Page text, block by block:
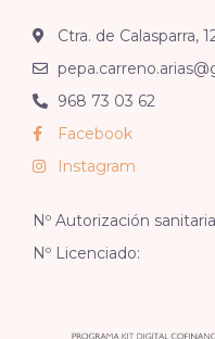
Ctra. de Calasparra,
968 73 03 62
Facebook
Instagram
Nº Autorización
Nº Licenciado: